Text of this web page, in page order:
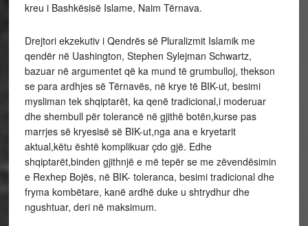
kreu i Bashkësisë Islame, Naim Tërnava.
Drejtori ekzekutiv i Qendrës së Pluralizmit Islamik me
qendër në Uashington, Stephen Sylejman Schwartz,
bazuar në argumentet që ka mund të grumbulloj, thekson
se para ardhjes së Tërnavës, në krye të BIK-ut, besimi
mysliman tek shqiptarët, ka qenë tradicional,i moderuar
dhe shembull për tolerancë në gjithë botën,kurse pas
marrjes së kryesisë së BIK-ut,nga ana e kryetarit
aktual,këtu është komplikuar çdo gjë. Edhe
shqiptarët,binden gjithnjë e më tepër se me zëvendësimin
e Rexhep Bojës, në BIK- toleranca, besimi tradicional dhe
fryma kombëtare, kanë ardhë duke u shtrydhur dhe
ngushtuar, deri në maksimum.